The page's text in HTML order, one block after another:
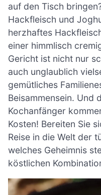
auf den Tisch
Hackfleisch und
herzhaftes
einer himmlisch
Gericht ist nicht nur
auch unglaublich
gemütliches
Beisammensein. Und
Kochanfänger
Kosten! Bereiten Sie
Reise in die Welt der
welches Geheimnis
köstlichen